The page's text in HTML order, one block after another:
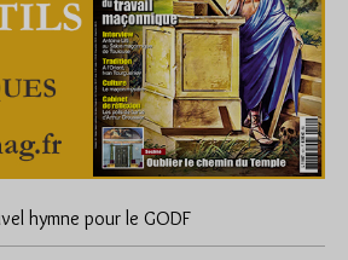
hymne pour le GODF